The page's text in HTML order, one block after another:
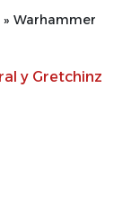
» Warhammer